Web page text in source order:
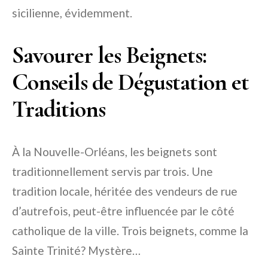
sicilienne, évidemment.
Savourer les Beignets:
Conseils de Dégustation et
Traditions
À la Nouvelle-Orléans, les beignets sont
traditionnellement servis par trois. Une
tradition locale, héritée des vendeurs de rue
d’autrefois, peut-être influencée par le côté
catholique de la ville. Trois beignets, comme la
Sainte Trinité? Mystère…